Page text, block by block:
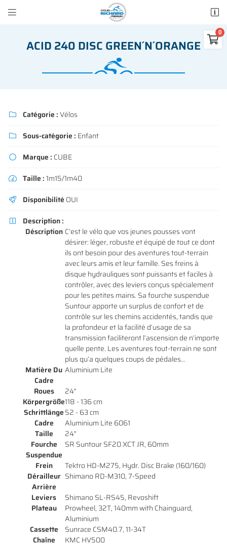
 
01 64 34 07 57

VALIDER VOTRE PANIER
 Adresse email de réception
Recopier le code ci-contre
Rafraîchir le captcha
En cochant cette case, vous consentez à recevoir nos propositions commerciales à
l'adresse email indiqué ci-dessus. Vous pouvez vous désinscrire à tout moment en
le formulaire de désinscription.
INSCRIPTION
ACID 240 DISC GREEN´N´ORANGE
 Catégorie :Vélos
 Sous-catégorie : Enfant
 Marque : CUBE
 Taille :1m15/1m40
 Disponibilité OUI

Description :
Déscription C’est le vélo que vos jeunes pousses vont
désirer: léger, robuste et équipé de tout ce dont
ils ont besoin pour des aventures tout-terrain
avec leurs amis et leur famille. Ses freins à
disque hydrauliques sont puissants et faciles à
contrôler, avec des leviers conçus spécialement
pour les petites mains. Sa fourche suspendue
Suntour apporte un surplus de confort et de
contrôle sur les chemins accidentés, tandis que
la profondeur et la facilité d’usage de sa
transmission faciliteront l’ascension de n’importe
quelle pente. Les aventures tout-terrain ne sont
plus qu’a quelques coups de pédales...
Matière Du
Cadre
Aluminium Lite
Roues
24"
Körpergröße118 - 136 cm
Schrittlänge52 - 63 cm
Cadre
Aluminium Lite 6061
Taille
24"
Fourche
Suspendue
SR Suntour SF20 XCT JR, 60mm
Frein
Tektro HD-M275, Hydr. Disc Brake (160/160)
Dérailleur
Arrière
Shimano RD-M310, 7-Speed
Leviers
Shimano SL-RS45, Revoshift
Plateau
Prowheel, 32T, 140mm with Chainguard,
Aluminium
Cassette
Sunrace CSM40.7, 11-34T
Chaîne
KMC HV500